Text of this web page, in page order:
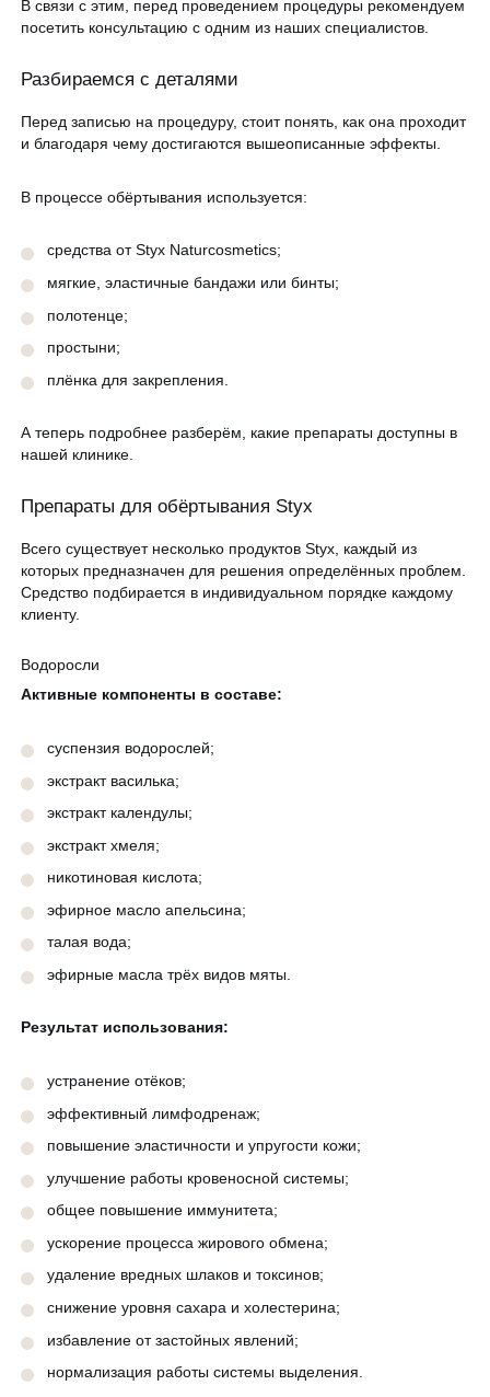
В связи с этим, перед проведением процедуры рекомендуем
посетить консультацию с одним из наших специалистов.
Разбираемся с деталями
Перед записью на процедуру, стоит понять, как она проходит
и благодаря чему достигаются вышеописанные эффекты.
В процессе обёртывания используется:
средства от Styx Naturcosmetics;
мягкие, эластичные бандажи или бинты;
полотенце;
простыни;
плёнка для закрепления.
А теперь подробнее разберём, какие препараты доступны в
нашей клинике.
Препараты для обёртывания Styx
Всего существует несколько продуктов Styx, каждый из
которых предназначен для решения определённых проблем.
Средство подбирается в индивидуальном порядке каждому
клиенту.
Водоросли
Активные компоненты в составе:
суспензия водорослей;
экстракт василька;
экстракт календулы;
экстракт хмеля;
никотиновая кислота;
эфирное масло апельсина;
талая вода;
эфирные масла трёх видов мяты.
Результат использования:
устранение отёков;
эффективный лимфодренаж;
повышение эластичности и упругости кожи;
улучшение работы кровеносной системы;
общее повышение иммунитета;
ускорение процесса жирового обмена;
удаление вредных шлаков и токсинов;
снижение уровня сахара и холестерина;
избавление от застойных явлений;
нормализация работы системы выделения.